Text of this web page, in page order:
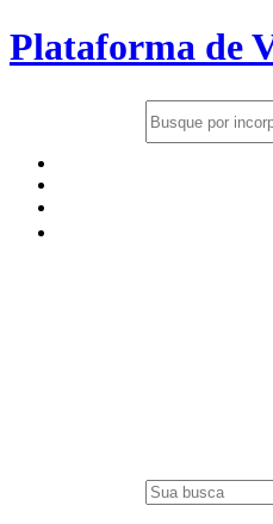
Plataforma de